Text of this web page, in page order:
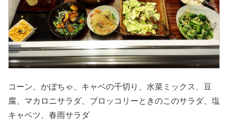
コーン、かぼちゃ、キャベの千切り、水菜ミックス、豆
腐、マカロニサラダ、ブロッコリーときのこのサラダ、塩
キャベツ、春雨サラダ